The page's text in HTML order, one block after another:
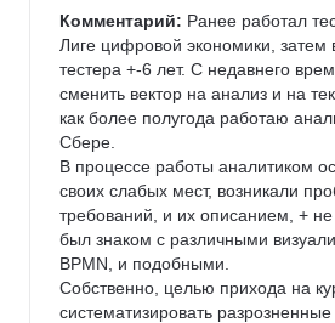
нты - в группе
Комментарий: Ранее работал
Лиге цифровой экономики,
тестера +-6 лет. С недавнего
сменить вектор на анализ и на
как более полугода работаю
Сбере.
В процессе работы аналитиком
своих слабых мест, возникали
требований, и их описанием, +
был знаком с различными
BPMN, и подобными.
Собственно, целью прихода на
систематизировать